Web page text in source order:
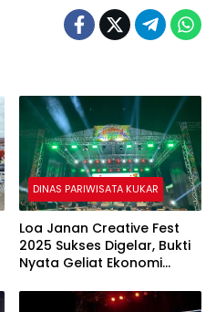
DINAS PARIWISATA KUKAR
Loa Janan Creative Fest
2025 Sukses Digelar, Bukti
Nyata Geliat Ekonomi